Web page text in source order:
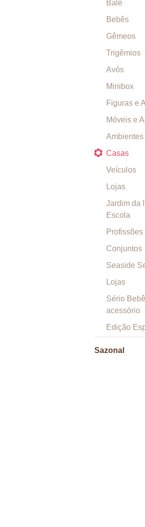
Balé
Bebês
Gêmeos
Trigêmios
Avós
Minibox
Figuras e
Móveis e
Ambientes
Casas
Veículos
Lojas
Jardim da
Escola
Profissões
Conjuntos
Seaside
Lojas
Sério
acessório
Edição
Sazonal